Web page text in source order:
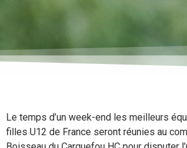
Le temps d’un week-end les meilleurs
filles U12 de France seront réunies au